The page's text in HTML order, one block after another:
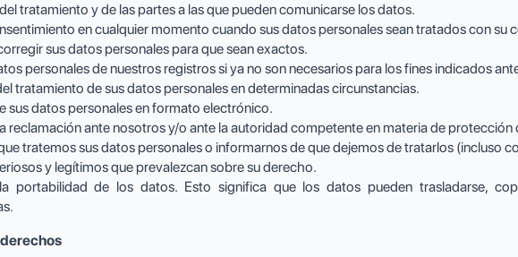
tratamiento y de las partes a las que pueden comunicarse los datos.
en cualquier momento cuando sus datos personales sean tratados con su
sus datos personales para que sean exactos.
personales de nuestros registros si ya no son necesarios para los fines indicados
tratamiento de sus datos personales en determinadas circunstancias.
sus datos personales en formato electrónico.
reclamación ante nosotros y/o ante la autoridad competente en materia de protección
tratemos sus datos personales o informarnos de que dejemos de tratarlos (incluso
y legítimos que prevalezcan sobre su derecho.
portabilidad de los datos. Esto significa que los datos pueden trasladarse,